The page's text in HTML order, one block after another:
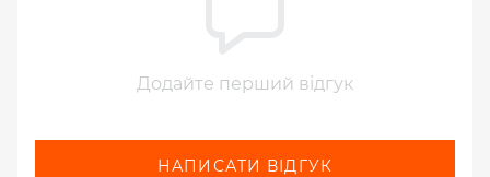
Додайте перший відгук
НАПИСАТИ ВІДГУК